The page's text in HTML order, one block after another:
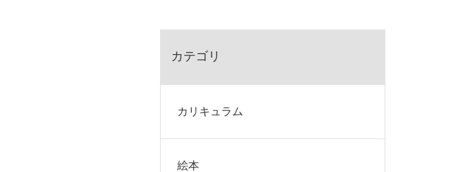
カテゴリ
カリキュラム
絵本